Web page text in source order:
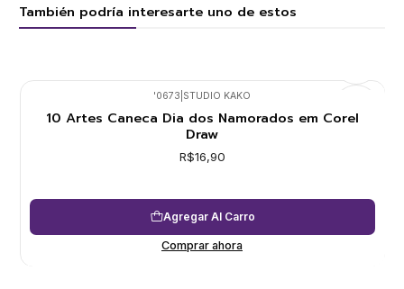
También podría interesarte uno de estos
'0673 STUDIO KAKO
10 Artes Caneca Dia dos Namorados em Corel
Draw
R$16,90
Agregar Al Carro
Comprar ahora